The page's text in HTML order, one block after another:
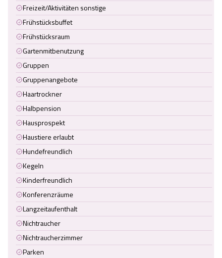
Freizeit/Aktivitäten sonstige
Frühstücksbuffet
Frühstücksraum
Gartenmitbenutzung
Gruppen
Gruppenangebote
Haartrockner
Halbpension
Hausprospekt
Haustiere erlaubt
Hundefreundlich
Kegeln
Kinderfreundlich
Konferenzräume
Langzeitaufenthalt
Nichtraucher
Nichtraucherzimmer
Parken